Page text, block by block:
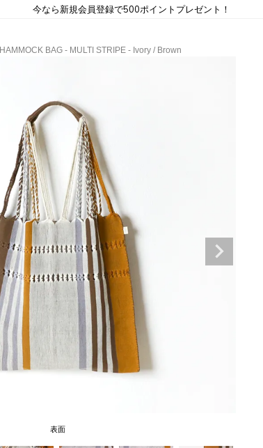
今なら新規会員登録で500ポイントプレゼント！
HAMMOCK BAG - MULTI STRIPE - Ivory / Brown
表面